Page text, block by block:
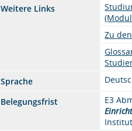
Weitere Links
Zu
Sprache
Belegungsfrist
E3